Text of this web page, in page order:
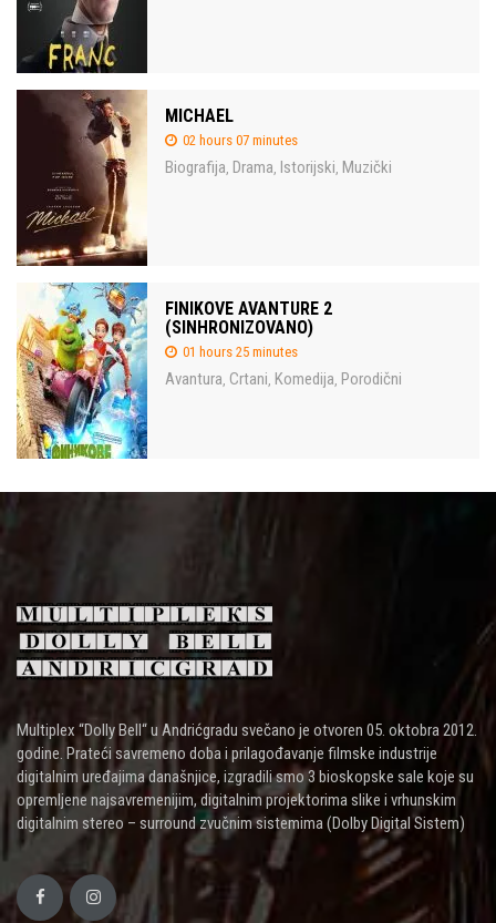
MICHAEL
02 hours 07 minutes
Biografija, Drama, Istorijski, Muzički
FINIKOVE AVANTURE 2
(SINHRONIZOVANO)
01 hours 25 minutes
Avantura, Crtani, Komedija, Porodični
Multiplex “Dolly Bell“ u Andrićgradu svečano je otvoren 05. oktobra 2012.
godine. Prateći savremeno doba i prilagođavanje filmske industrije
digitalnim uređajima današnjice, izgradili smo 3 bioskopske sale koje su
opremljene najsavremenijim, digitalnim projektorima slike i vrhunskim
digitalnim stereo – surround zvučnim sistemima (Dolby Digital Sistem)